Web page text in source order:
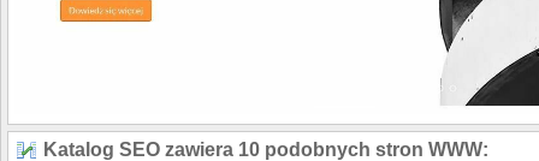
Katalog SEO zawiera 10 podobnych stron WWW: